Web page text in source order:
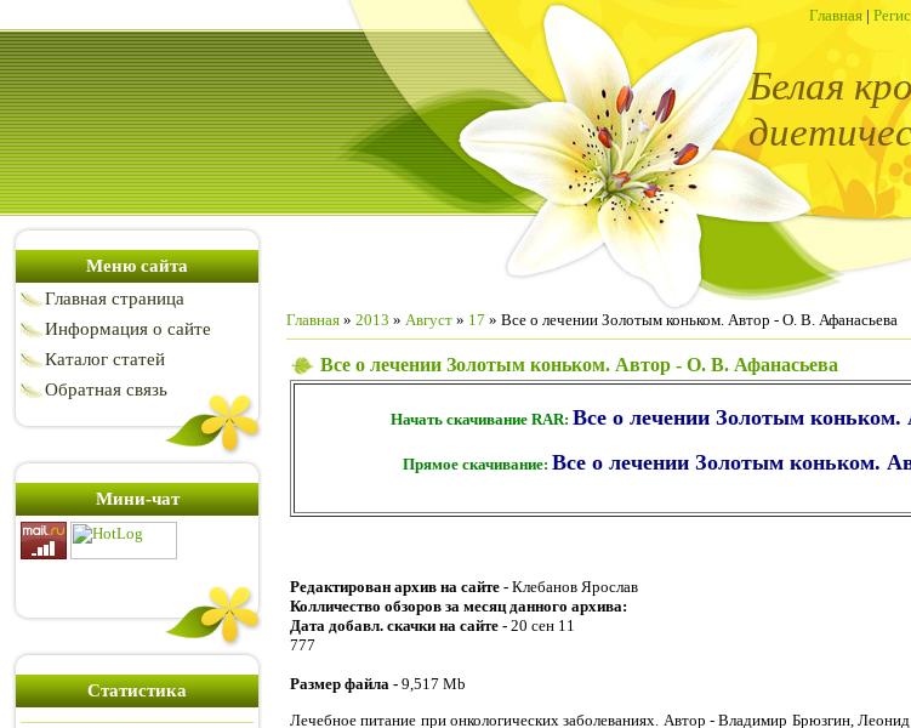
Главная |
Белая
Меню сайта
Главная страница
Информация о сайте
Каталог статей
Обратная связь
Мини-чат
Статистика
Главная » 2013 » Август » 17 » Все о лечении Золотым коньком. Автор - О. В. Афанасьева
Все о лечении Золотым коньком. Автор - О. В. Афанасьева
Начать скачивание RAR: Все о лечении Золотым
Прямое скачивание: Все о лечении Золотым коньком.
Редактирован архив на сайте - Клебанов Ярослав
Колличество обзоров за месяц данного архива:
Дата добавл. скачки на сайте - 20 сен 11
777
Размер файла - 9,517 Mb
Лечебное питание при онкологических заболеваниях. Автор - Владимир Брюзгин,